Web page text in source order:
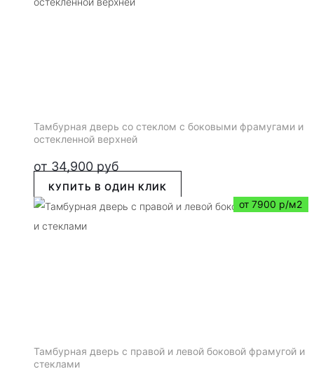
Тамбурная дверь со стеклом с боковыми фрамугами и
остекленной верхней
от 34,900 руб
КУПИТЬ В ОДИН КЛИК
от 7900 р/м2
Тамбурная дверь с правой и левой боковой фрамугой и
стеклами